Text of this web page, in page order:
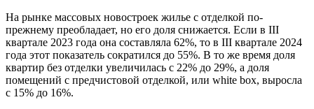
На рынке массовых новостроек жилье с отделкой по-
прежнему преобладает, но его доля снижается. Если в III
квартале 2023 года она составляла 62%, то в III квартале 2024
года этот показатель сократился до 55%. В то же время доля
квартир без отделки увеличилась с 22% до 29%, а доля
помещений с предчистовой отделкой, или white box, выросла
с 15% до 16%.